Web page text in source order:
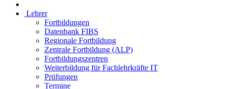
Lehrer
Fortbildungen
Datenbank FIBS
Regionale Fortbildung
Zentrale Fortbildung (ALP)
Fortbildungszentren
Weiterbildung für Fachlehrkräfte IT
Prüfungen
Termine